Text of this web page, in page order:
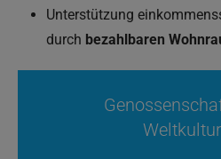
Unterstützung
durch bezahlbaren